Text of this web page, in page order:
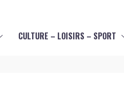
CULTURE – LOISIRS – SPORT